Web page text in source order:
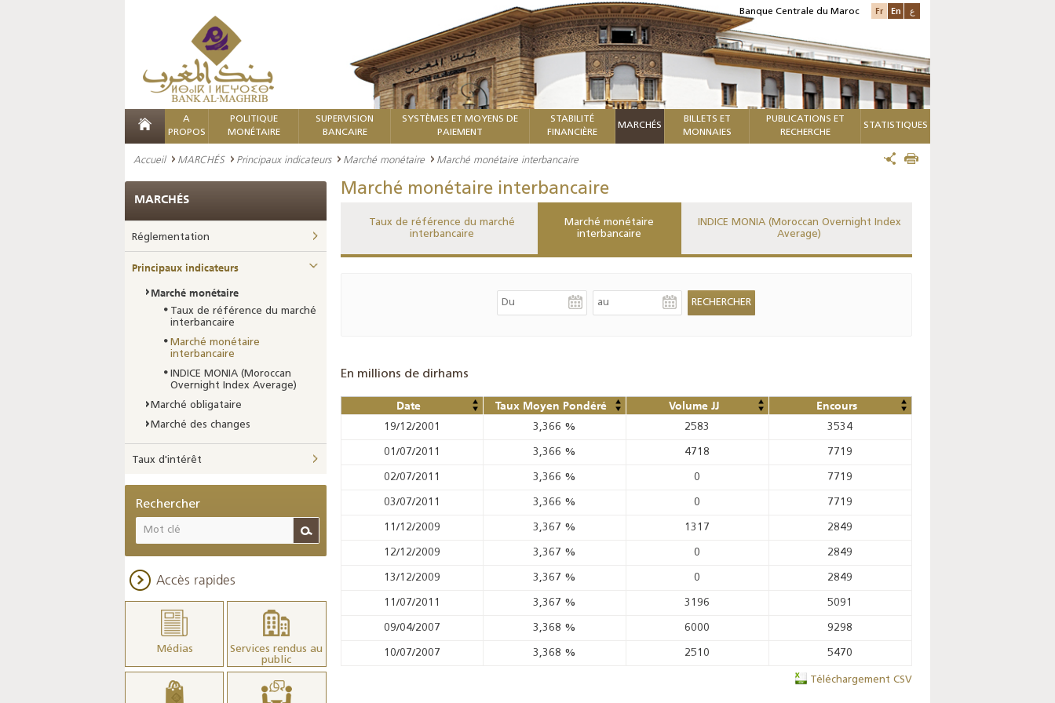
Banque Centrale du Maroc Fr En ع
A
PROPOS
POLITIQUE
MONÉTAIRE
SUPERVISION
BANCAIRE
SYSTÈMES ET MOYENS DE
PAIEMENT
STABILITÉ
FINANCIÈRE
MARCHÉS
BILLETS ET
MONNAIES
PUBLICATIONS ET
RECHERCHE
STATISTIQUES
Accueil MARCHÉS Principaux indicateurs Marché monétaire Marché monétaire interbancaire
Marché monétaire interbancaire
Taux de référence du marché
interbancaire
Marché monétaire
interbancaire
INDICE MONIA (Moroccan Overnight Index
Average)
En millions de dirhams
Date Taux Moyen Pondéré Volume JJ Encours
19/12/2001 3,366 % 2583 3534
01/07/2011 3,366 % 4718 7719
02/07/2011 3,366 % 0 7719
03/07/2011 3,366 % 0 7719
11/12/2009 3,367 % 1317 2849
12/12/2009 3,367 % 0 2849
13/12/2009 3,367 % 0 2849
11/07/2011 3,367 % 3196 5091
09/04/2007 3,368 % 6000 9298
10/07/2007 3,368 % 2510 5470
Téléchargement CSV
MARCHÉS
Réglementation
Principaux indicateurs
Marché monétaire
Taux de référence du marché
interbancaire
Marché monétaire
interbancaire
INDICE MONIA (Moroccan
Overnight Index Average)
Marché obligataire
Marché des changes
Taux d'intérêt
Rechercher
Accès rapides
Médias
Services rendus au
public